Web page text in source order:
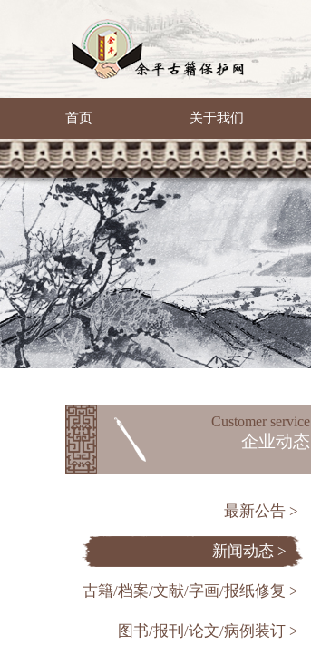
首页 关于我们
Customer service
企业动态
最新公告 >
新闻动态 >
古籍/档案/文献/字画/报纸修复 >
图书/报刊/论文/病例装订 >